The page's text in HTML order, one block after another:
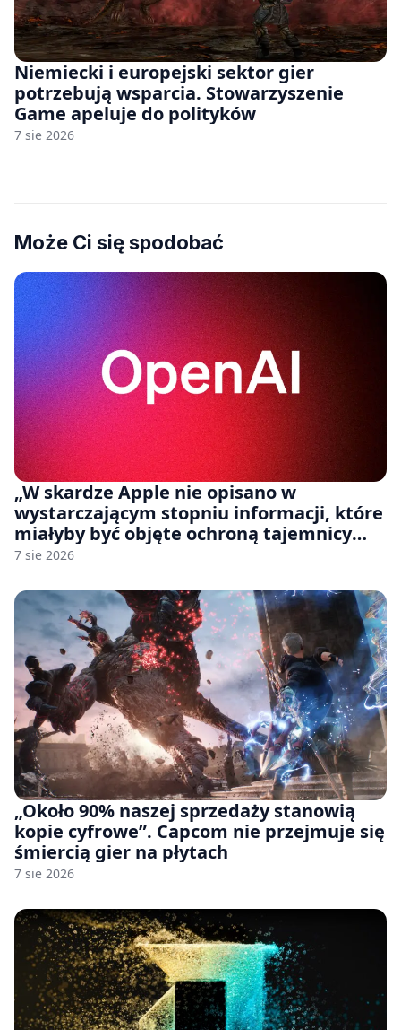
Niemiecki i europejski sektor gier
potrzebują wsparcia. Stowarzyszenie
Game apeluje do polityków
7 sie 2026
Może Ci się spodobać
„W skardze Apple nie opisano w
wystarczającym stopniu informacji, które
miałyby być objęte ochroną tajemnicy
handlowej”. OpenAI żąda odrzucenia
7 sie 2026
„Około 90% naszej sprzedaży stanowią
kopie cyfrowe”. Capcom nie przejmuje się
śmiercią gier na płytach
7 sie 2026